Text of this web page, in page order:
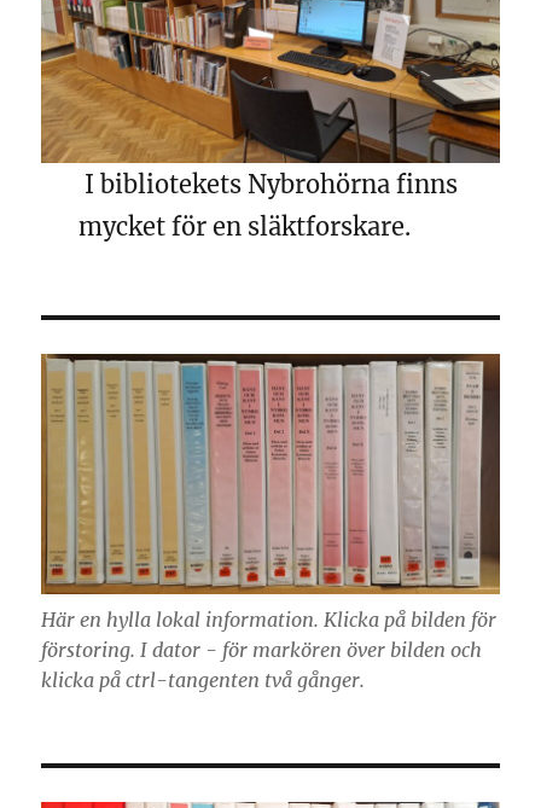
I bibliotekets Nybrohörna finns
mycket för en släktforskare.
Här en hylla lokal information. Klicka på bilden för
förstoring. I dator - för markören över bilden och
klicka på ctrl-tangenten två gånger.